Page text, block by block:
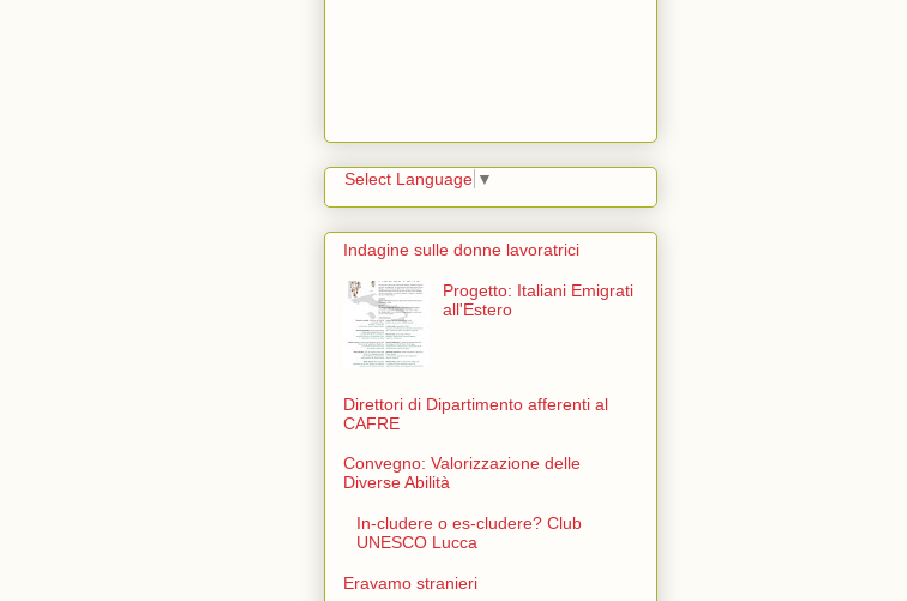
Select Language ▼
Indagine sulle donne lavoratrici
Progetto: Italiani Emigrati
all'Estero
Direttori di Dipartimento afferenti al
CAFRE
Convegno: Valorizzazione delle
Diverse Abilità
In-cludere o es-cludere? Club
UNESCO Lucca
Eravamo stranieri